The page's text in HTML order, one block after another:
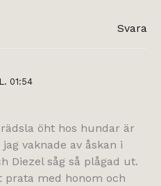
Svara
01:54
öht hos hundar är
vaknade av åskan i
Diezel såg så plågad ut.
prata med honom och